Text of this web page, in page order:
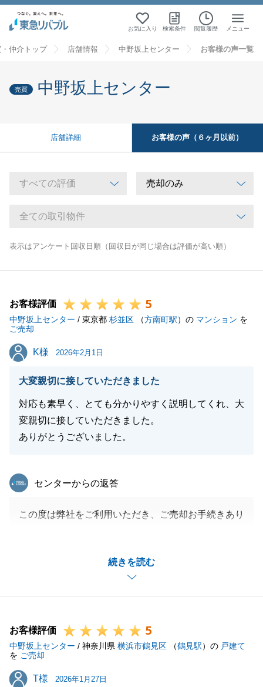
お気に入り 検索条件 閲覧履歴 メニュー
仲介トップ 店舗情報 中野坂上センター お客様の声一覧
売買 中野坂上センター
店舗詳細 お客様の声（６ヶ月以前）
表示はアンケート回収日順（回収日が同じ場合は評価が高い順）
お客様評価 5
中野坂上センター / 東京都 杉並区 （方南町駅）の マンション を
ご売却
K様
K様 2026年2月1日
大変親切に接していただきました
対応も素早く、とても分かりやすく説明してくれ、大
変親切に接していただきました。
ありがとうございました。
続きを読む
東急リバブル
センターからの返答
この度は弊社をご利用いただき、ご売却お手続きあり
りがとうございました。
また不動産の件でお困り事等ございましたら、お気軽
にお声がけくださいませ。
お客様評価 5
中野坂上センター / 神奈川県 横浜市鶴見区 （鶴見駅）の 戸建て
を ご売却
T様
T様 2026年1月27日